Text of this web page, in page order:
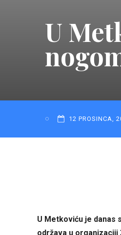
U
12 PROSINCA,
U Metkoviću je danas
održava u